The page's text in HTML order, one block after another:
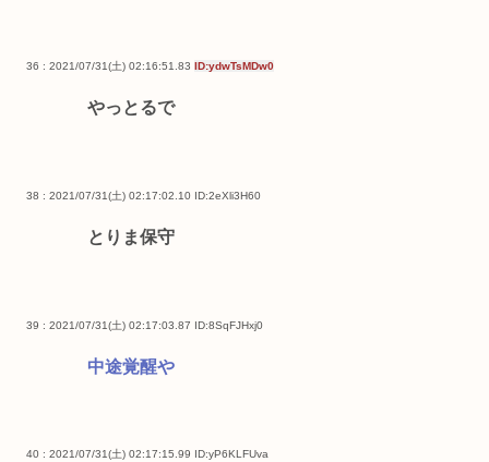
36 : 2021/07/31(土) 02:16:51.83 ID:ydwTsMDw0
やっとるで
38 : 2021/07/31(土) 02:17:02.10 ID:2eXli3H60
とりま保守
39 : 2021/07/31(土) 02:17:03.87 ID:8SqFJHxj0
中途覚醒や
40 : 2021/07/31(土) 02:17:15.99 ID:yP6KLFUva